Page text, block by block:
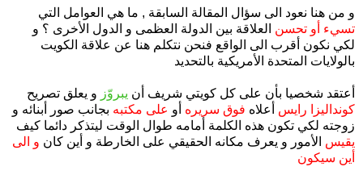
و من هنا نعود الى سؤال المقالة السابقة , ما هي العوامل التي
تسيء أو تحسن العلاقة بين الدولة العظمى و الدول الأخرى ؟ و
لكي نكون أقرب الى الواقع فنحن نتكلم هنا عن علاقة الكويت
بالولايات المتحدة الأمريكية بالتحديد
أعتقد شخصيا بأن على كل كويتي شريف أن يبروّز و يعلق تصريح
كونداليزا رايس أعلاه فوق سريره أو على مكتبه بجانب صور أبنائه و
زوجته لكي تكون هذه الكلمة أمامه طوال الوقت ليتذكر دائما كيف
يقيس الأمور و يعرف مكانه الحقيقي على الخارطة و أين كان و الى
أين سيكون